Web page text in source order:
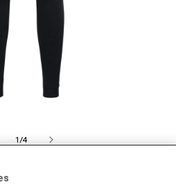
1/från
4